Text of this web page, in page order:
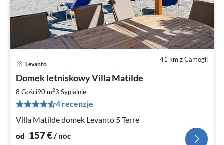
41 km z Camogli
Levanto
Domek letniskowy Villa Matilde
8 Gości90 m23 Sypialnie
4 recenzje
Villa Matilde domek Levanto 5 Terre
od 157€/ noc